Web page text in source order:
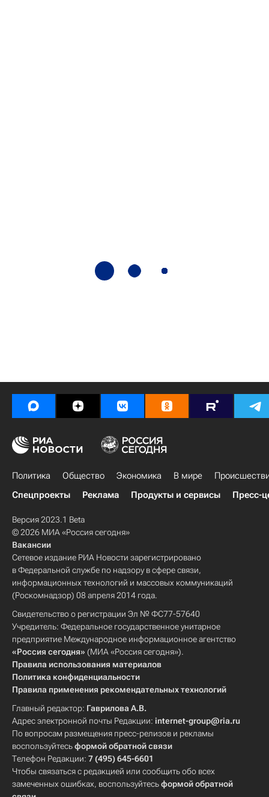
Политика Общество Экономика В мире
Спецпроекты
Реклама Продукты и сервисы Пресс-
Версия 2023.1 Beta
© 2026 МИА «Россия сегодня»
Вакансии
Сетевое издание РИА Новости зарегистрировано
в Федеральной службе по надзору в сфере связи,
информационных технологий и массовых коммуникаций
(Роскомнадзор) 08 апреля 2014 года.
Свидетельство о регистрации Эл № ФС77-57640
Учредитель: Федеральное государственное унитарное
предприятие Международное информационное агентство
«Россия сегодня» (МИА «Россия сегодня»).
Правила использования материалов
Политика конфиденциальности
Правила применения рекомендательных технологий
Главный редактор: Гаврилова А.В.
Адрес электронной почты Редакции: internet-group@ria.ru
По вопросам размещения пресс-релизов и рекламы
воспользуйтесьформой обратной связи
Телефон Редакции: 7 (495) 645-6601
Чтобы связаться с редакцией или сообщить обо всех
замеченных ошибках, воспользуйтесьформой обратной